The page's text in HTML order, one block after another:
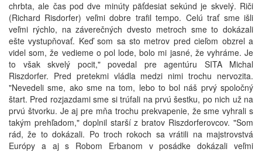
chrbta, ale čas pod dve minúty päťdesiat sekúnd je skvelý. Riči
(Richard Risdorfer) veľmi dobre trafil tempo. Celú trať sme išli
veľmi rýchlo, na záverečných dvesto metroch sme to dokázali
ešte vystupňovať. Keď som sa sto metrov pred cieľom obzrel a
videl som, že vedieme o pol lode, bolo mi jasné, že vyhráme. Je
to však skvelý pocit," povedal pre agentúru SITA Michal
Riszdorfer. Pred pretekmi vládla medzi nimi trochu nervozita.
"Nevedeli sme, ako sme na tom, lebo to bol náš prvý spoločný
štart. Pred rozjazdami sme si trúfali na prvú šestku, po nich už na
prvú štvorku. Je aj pre mňa trochu prekvapenie, že sme vyhrali s
takým prehľadom," doplnil starší z bratov Riszdorferovcov. "Som
rád, že to dokázali. Po troch rokoch sa vrátili na majstrovstvá
Európy a aj s Robom Erbanom v posádke dokázali veľmi